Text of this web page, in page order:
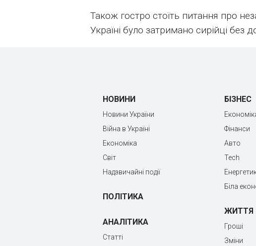
Також гостро стоїть питання про
Україні було затримано сирійці без
НОВИНИ
Новини України
Війна в Україні
Економіка
Світ
Надзвичайні події
ПОЛІТИКА
АНАЛІТИКА
Статті
БІЗНЕС
Фінанси
Авто
Tech
Біла
ЖИТТЯ
Гроші
Зміни